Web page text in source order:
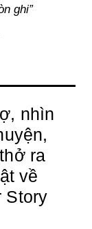
ghi”
nhìn
ra
về
Story